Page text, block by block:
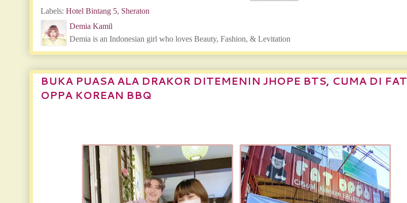
Labels: Hotel Bintang 5, Sheraton
Demia Kamil
Demia is an Indonesian girl who loves Beauty, Fashion, & Levitation
BUKA PUASA ALA DRAKOR DITEMENIN JHOPE BTS, CUMA DI FAT
OPPA KOREAN BBQ